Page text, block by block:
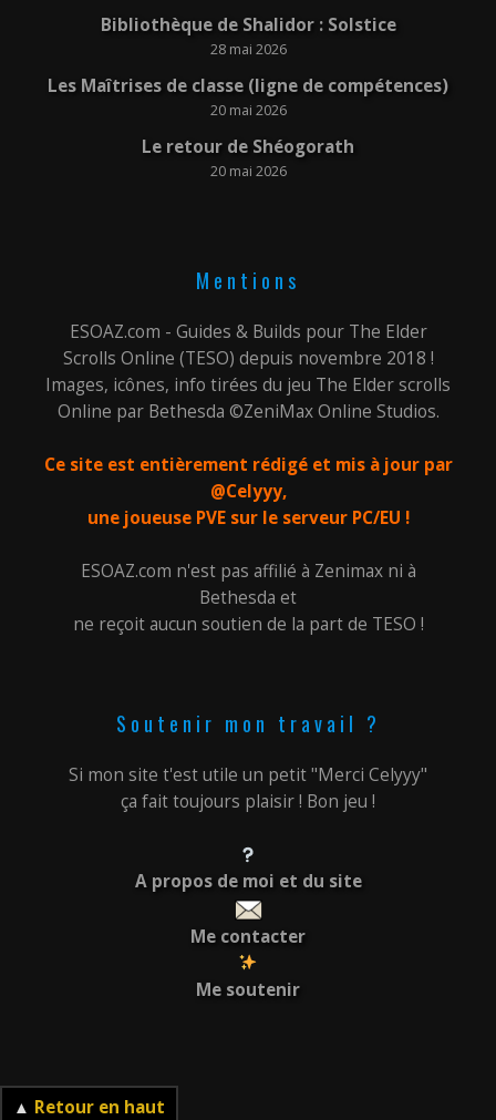
▲ Retour en haut
Bibliothèque de Shalidor : Solstice
28 mai 2026
Les Maîtrises de classe (ligne de compétences)
20 mai 2026
Le retour de Shéogorath
20 mai 2026
Mentions
ESOAZ.com - Guides & Builds pour The Elder
Scrolls Online (TESO) depuis novembre 2018 !
Images, icônes, info tirées du jeu The Elder scrolls
Online par Bethesda ©ZeniMax Online Studios.
Ce site est entièrement rédigé et mis à jour par
@Celyyy,
une joueuse PVE sur le serveur PC/EU !
ESOAZ.com n'est pas affilié à Zenimax ni à
Bethesda et
ne reçoit aucun soutien de la part de TESO !
Soutenir mon travail ?
Si mon site t'est utile un petit "Merci Celyyy"
ça fait toujours plaisir ! Bon jeu !
A propos de moi et du site
Me contacter
Me soutenir